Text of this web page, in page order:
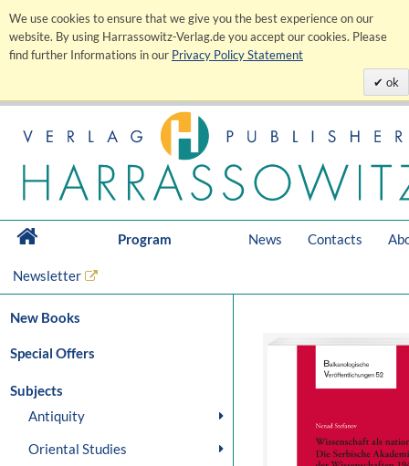
We use cookies to ensure that we give you the best experience on our
website. By using Harrassowitz-Verlag.de you accept our cookies. Please
find further Informations in our Privacy Policy Statement
ok
Program News Contacts
Newsletter
New Books
Special Offers
Subjects
Antiquity
Oriental Studies